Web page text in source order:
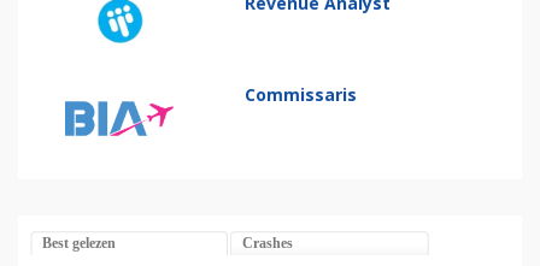
Commissaris
Best gelezen Crashes